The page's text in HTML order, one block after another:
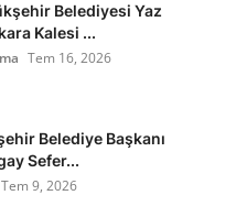
Belediyesi Yaz
Kalesi ...
Tem 16, 2026
Belediye Başkanı
Sefer...
Tem 9, 2026